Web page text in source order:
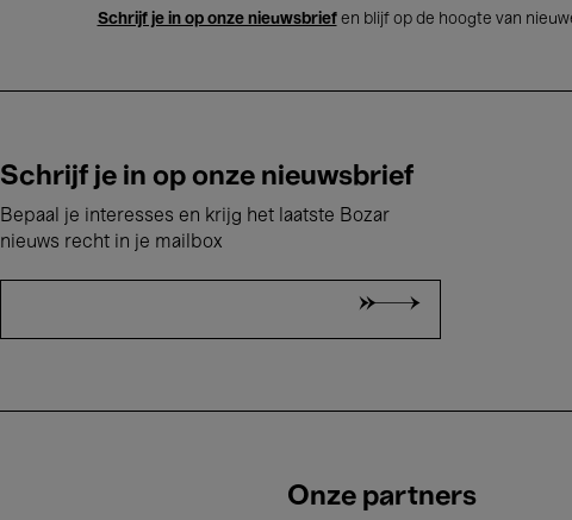
Schrijf je in op onze nieuwsbriefen blijf op de hoogte van
Schrijf je in op onze nieuwsbrief
Bepaal je interesses en krijg het laatste Bozar
nieuws recht in je mailbox
Onze partners